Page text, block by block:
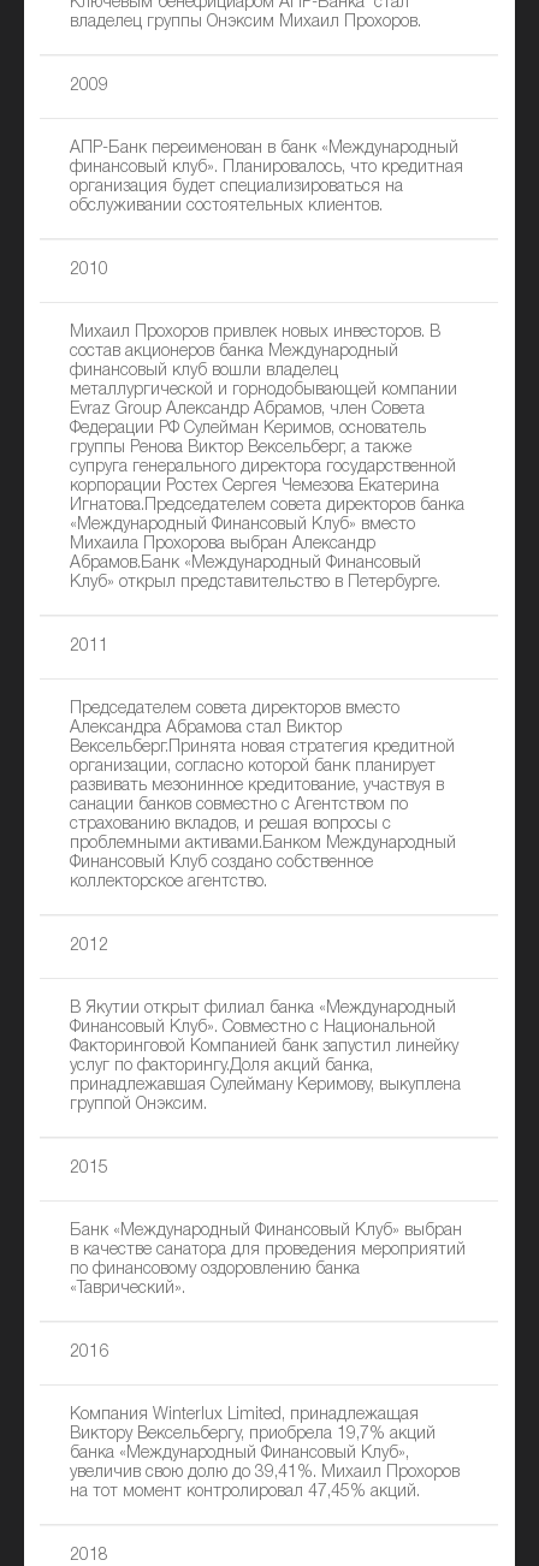
Ключевым бенефициаром АПР-Банка стал
владелец группы Онэксим Михаил Прохоров.
2009
АПР-Банк переименован в банк «Международный
финансовый клуб». Планировалось, что кредитная
организация будет специализироваться на
обслуживании состоятельных клиентов.
2010
Михаил Прохоров привлек новых инвесторов. В
состав акционеров банка Международный
финансовый клуб вошли владелец
металлургической и горнодобывающей компании
Evraz Group Александр Абрамов, член Совета
Федерации РФ Сулейман Керимов, основатель
группы Ренова Виктор Вексельберг, а также
супруга генерального директора государственной
корпорации Ростех Сергея Чемезова Екатерина
Игнатова.Председателем совета директоров банка
«Международный Финансовый Клуб» вместо
Михаила Прохорова выбран Александр
Абрамов.Банк «Международный Финансовый
Клуб» открыл представительство в Петербурге.
2011
Председателем совета директоров вместо
Александра Абрамова стал Виктор
Вексельберг.Принята новая стратегия кредитной
организации, согласно которой банк планирует
развивать мезонинное кредитование, участвуя в
санации банков совместно с Агентством по
страхованию вкладов, и решая вопросы с
проблемными активами.Банком Международный
Финансовый Клуб создано собственное
коллекторское агентство.
2012
В Якутии открыт филиал банка «Международный
Финансовый Клуб». Совместно с Национальной
Факторинговой Компанией банк запустил линейку
услуг по факторингу.Доля акций банка,
принадлежавшая Сулейману Керимову, выкуплена
группой Онэксим.
2015
Банк «Международный Финансовый Клуб» выбран
в качестве санатора для проведения мероприятий
по финансовому оздоровлению банка
«Таврический».
2016
Компания Winterlux Limited, принадлежащая
Виктору Вексельбергу, приобрела 19,7% акций
банка «Международный Финансовый Клуб»,
увеличив свою долю до 39,41%. Михаил Прохоров
на тот момент контролировал 47,45% акций.
2018